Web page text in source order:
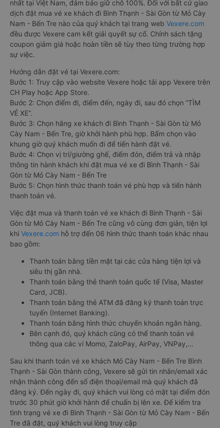
nhất tại Việt Nam, đảm bảo giữ chỗ 100%. Đối với bất cứ giao
dịch đặt mua vé xe khách đi Bình Thạnh - Sài Gòn từ Mỏ Cày
Nam - Bến Tre nào của quý khách tại trang web Vexere.com
đều được Vexere cam kết giải quyết sự cố. Chính sách tặng
coupon giảm giá hoặc hoàn tiền sẽ tùy theo từng trường hợp
sự việc.
Hướng dẫn đặt vé tại Vexere.com:
Bước 1: Truy cập vào website Vexere hoặc tải app Vexere trên
CH Play hoặc App Store.
Bước 2: Chọn điểm đi, điểm đến, ngày đi, sau đó chọn “TÌM
VÉ XE”.
Bước 3: Chọn hãng xe khách đi Bình Thạnh - Sài Gòn từ Mỏ
Cày Nam - Bến Tre, giờ khởi hành phù hợp. Bấm chọn vào
khung giờ quý khách muốn đi để tiến hành đặt vé.
Bước 4: Chọn vị trí/giường ghế, điểm đón, điểm trả và nhập
thông tin hành khách khi đặt mua vé xe đi Bình Thạnh - Sài
Gòn từ Mỏ Cày Nam - Bến Tre
Bước 5: Chọn hình thức thanh toán vé phù hợp và tiến hành
thanh toán vé.
Việc đặt mua và thanh toán vé xe khách đi Bình Thạnh - Sài
Gòn từ Mỏ Cày Nam - Bến Tre cũng vô cùng đơn giản, tiện lợi
khi Vexere.com hỗ trợ đến 06 hình thức thanh toán khác nhau
bao gồm:
Thanh toán bằng tiền mặt tại các cửa hàng tiện lợi và
siêu thị gần nhà.
Thanh toán bằng thẻ thanh toán quốc tế (Visa, Master
Card, JCB).
Thanh toán bằng thẻ ATM đã đăng ký thanh toán trực
tuyến (Internet Banking).
Thanh toán bằng hình thức chuyển khoản ngân hàng.
Bên cạnh đó, quý khách cũng có thể thanh toán vé
thông qua các ví Momo, ZaloPay, AirPay, VNPay,…
Sau khi thanh toán vé xe khách Mỏ Cày Nam - Bến Tre Bình
Thạnh - Sài Gòn thành công, Vexere sẽ gửi tin nhắn/email xác
nhận thành công đến số điện thoại/email mà quý khách đã
đăng ký. Đến ngày đi, quý khách vui lòng có mặt tại điểm đón
trước 30 phút giờ khởi hành để chuẩn bị lên xe. Để kiểm tra
tình trạng vé xe đi Bình Thạnh - Sài Gòn từ Mỏ Cày Nam - Bến
Tre đã đặt, quý khách vui lòng truy cập